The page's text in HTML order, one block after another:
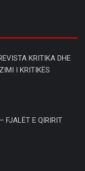
KRITIKA DHE
I KRITIKËS
FJALËT E QIRIRIT